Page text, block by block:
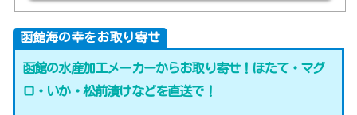
函館海の幸をお取り寄せ
函館の水産加工メーカーからお取り寄せ！ほたて・マグ
ロ・いか・松前漬けなどを直送で！